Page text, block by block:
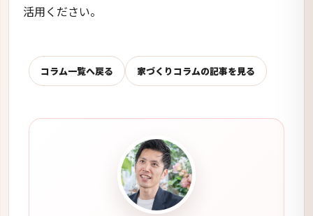
活用ください。
コラム一覧へ戻る 家づくりコラムの記事を見る